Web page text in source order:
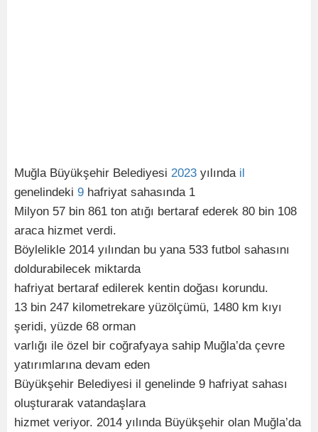
Muğla Büyükşehir Belediyesi 2023 yılında il
genelindeki 9 hafriyat sahasında 1
Milyon 57 bin 861 ton atığı bertaraf ederek 80 bin 108
araca hizmet verdi.
Böylelikle 2014 yılından bu yana 533 futbol sahasını
doldurabilecek miktarda
hafriyat bertaraf edilerek kentin doğası korundu.
13 bin 247 kilometrekare yüzölçümü, 1480 km kıyı
şeridi, yüzde 68 orman
varlığı ile özel bir coğrafyaya sahip Muğla’da çevre
yatırımlarına devam eden
Büyükşehir Belediyesi il genelinde 9 hafriyat sahası
oluşturarak vatandaşlara
hizmet veriyor. 2014 yılında Büyükşehir olan Muğla’da